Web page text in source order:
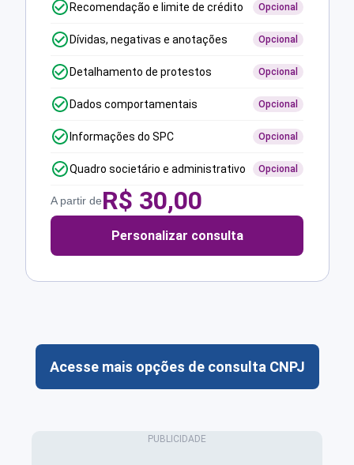
Recomendação e limite de crédito Opcional
Dívidas, negativas e anotações Opcional
Detalhamento de protestos Opcional
Dados comportamentais Opcional
Informações do SPC Opcional
Quadro societário e administrativo Opcional
A partir deR$ 30,00
Personalizar consulta
Acesse mais opções de consulta CNPJ